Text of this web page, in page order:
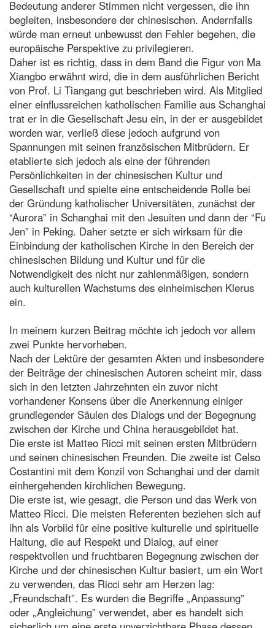
Bedeutung anderer Stimmen nicht vergessen, die ihn
begleiten, insbesondere der chinesischen. Andernfalls
würde man erneut unbewusst den Fehler begehen, die
europäische Perspektive zu privilegieren.
Daher ist es richtig, dass in dem Band die Figur von Ma
Xiangbo erwähnt wird, die in dem ausführlichen Bericht
von Prof. Li Tiangang gut beschrieben wird. Als Mitglied
einer einflussreichen katholischen Familie aus Schanghai
trat er in die Gesellschaft Jesu ein, in der er ausgebildet
worden war, verließ diese jedoch aufgrund von
Spannungen mit seinen französischen Mitbrüdern. Er
etablierte sich jedoch als eine der führenden
Persönlichkeiten in der chinesischen Kultur und
Gesellschaft und spielte eine entscheidende Rolle bei
der Gründung katholischer Universitäten, zunächst der
“Aurora” in Schanghai mit den Jesuiten und dann der “Fu
Jen” in Peking. Daher setzte er sich wirksam für die
Einbindung der katholischen Kirche in den Bereich der
chinesischen Bildung und Kultur und für die
Notwendigkeit des nicht nur zahlenmäßigen, sondern
auch kulturellen Wachstums des einheimischen Klerus
ein.
In meinem kurzen Beitrag möchte ich jedoch vor allem
zwei Punkte hervorheben.
Nach der Lektüre der gesamten Akten und insbesondere
der Beiträge der chinesischen Autoren scheint mir, dass
sich in den letzten Jahrzehnten ein zuvor nicht
vorhandener Konsens über die Anerkennung einiger
grundlegender Säulen des Dialogs und der Begegnung
zwischen der Kirche und China herausgebildet hat.
Die erste ist Matteo Ricci mit seinen ersten Mitbrüdern
und seinen chinesischen Freunden. Die zweite ist Celso
Costantini mit dem Konzil von Schanghai und der damit
einhergehenden kirchlichen Bewegung.
Die erste ist, wie gesagt, die Person und das Werk von
Matteo Ricci. Die meisten Referenten beziehen sich auf
ihn als Vorbild für eine positive kulturelle und spirituelle
Haltung, die auf Respekt und Dialog, auf einer
respektvollen und fruchtbaren Begegnung zwischen der
Kirche und der chinesischen Kultur basiert, um ein Wort
zu verwenden, das Ricci sehr am Herzen lag:
„Freundschaft”. Es wurden die Begriffe „Anpassung”
oder „Angleichung” verwendet, aber es handelt sich